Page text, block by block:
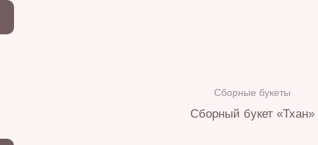
Сборные букеты
Сборный букет «Тхан»